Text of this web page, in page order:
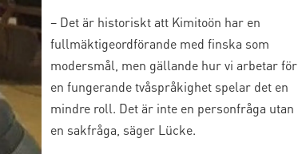
– Det är historiskt att Kimitoön har en
fullmäktigeordförande med finska som
modersmål, men gällande hur vi arbetar för
en fungerande tvåspråkighet spelar det en
mindre roll. Det är inte en personfråga utan
en sakfråga, säger Lücke.